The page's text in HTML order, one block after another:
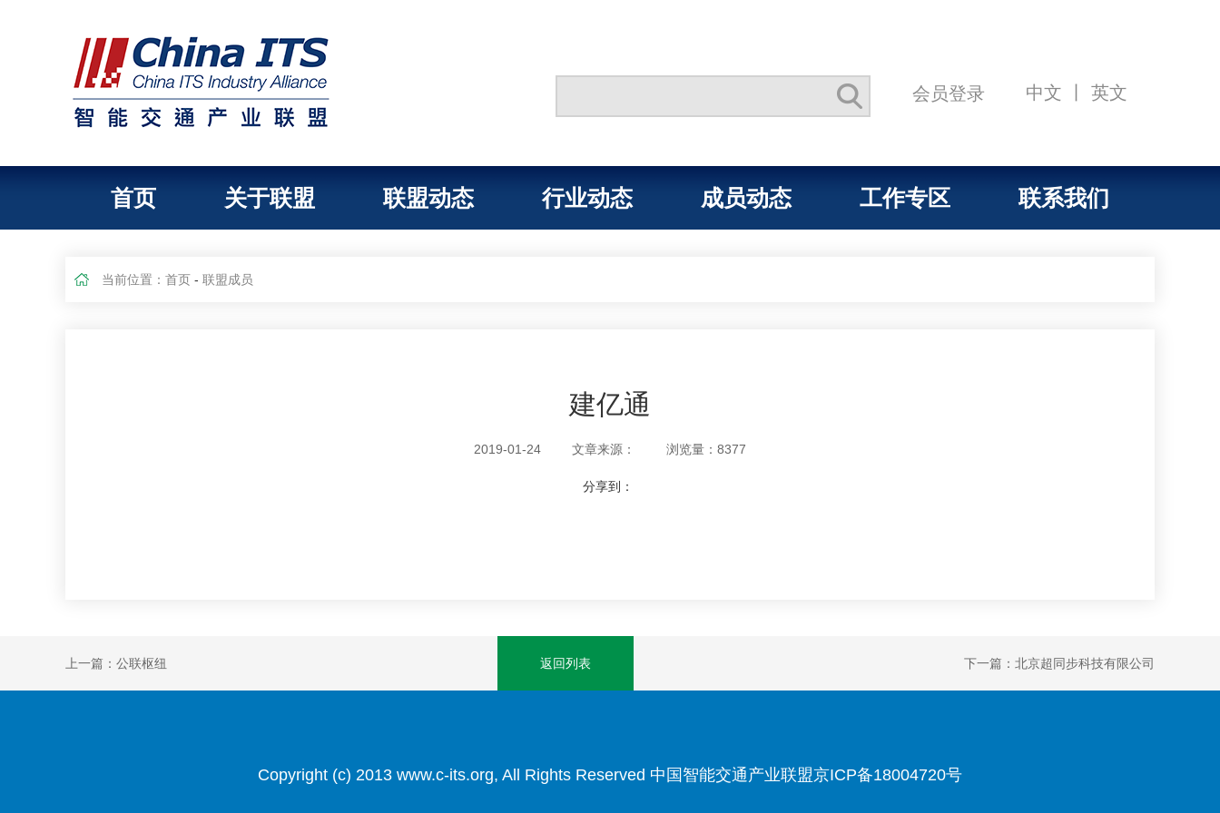
中文 英文
会员登录
首页 关于联盟 联盟动态 行业动态 成员动态 工作专区 联系我们
当前位置： 首页 - 联盟成员
建亿通
2019-01-24 文章来源： 浏览量：8377
分享到：
上一篇：公联枢纽 返回列表 下一篇：北京超同步科技有限公司
Copyright (c) 2013 www.c-its.org, All Rights Reserved 中国智能交通产业联盟京ICP备18004720号